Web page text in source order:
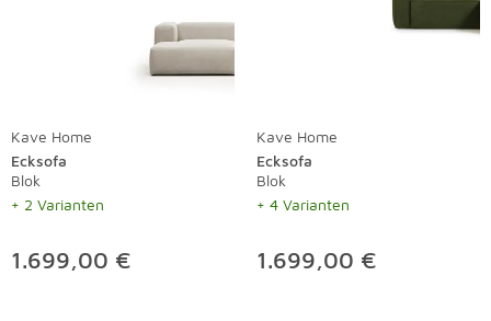
Kave Home
Ecksofa
Blok
+ 2 Varianten
1.699,00 €
Kave Home
Ecksofa
Blok
+ 4 Varianten
1.699,00 €